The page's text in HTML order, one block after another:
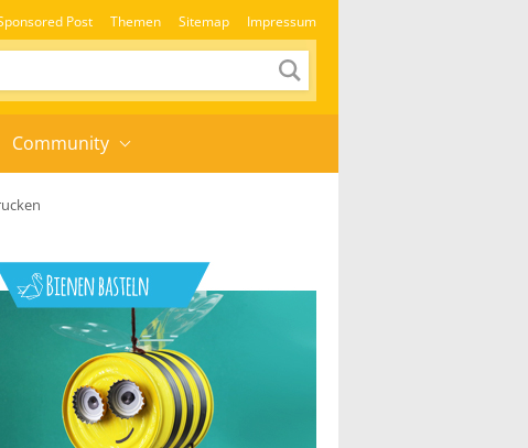
Post Themen Sitemap Impressum
Community